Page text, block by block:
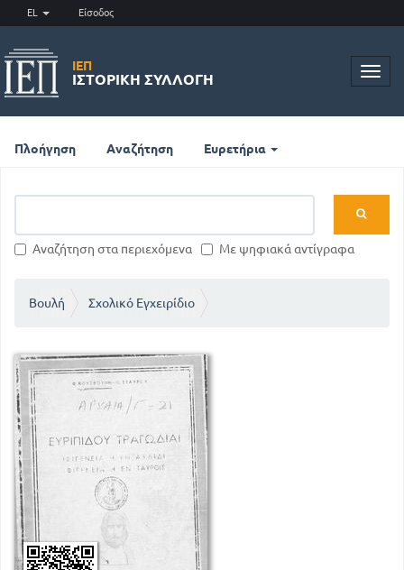
EL Είσοδος
ΙΕΠ
ΙΣΤΟΡΙΚΉ ΣΥΛΛΟΓΉ
Πλοήγηση Αναζήτηση Ευρετήρια
Αναζήτηση στα περιεχόμενα Με ψηφιακά αντίγραφα
Βουλή Σχολικό Εγχειρίδιο